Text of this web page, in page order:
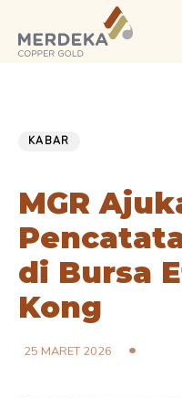
links
primary
KABAR
MGR
di Bursa
Kong
25 MARET 2026